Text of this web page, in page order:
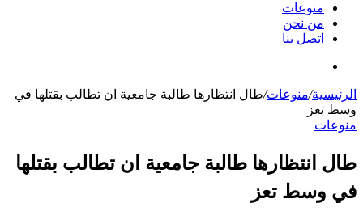
نحن
بنا
/منوعات/طال انتظارها طالبة جامعية ان تطالب بقتلها في
طالبة جامعية ان تطالب بقتلها
تعز